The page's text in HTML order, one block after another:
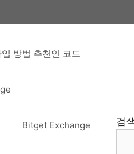
방법 추천인 코드
Bitget Exchange
검